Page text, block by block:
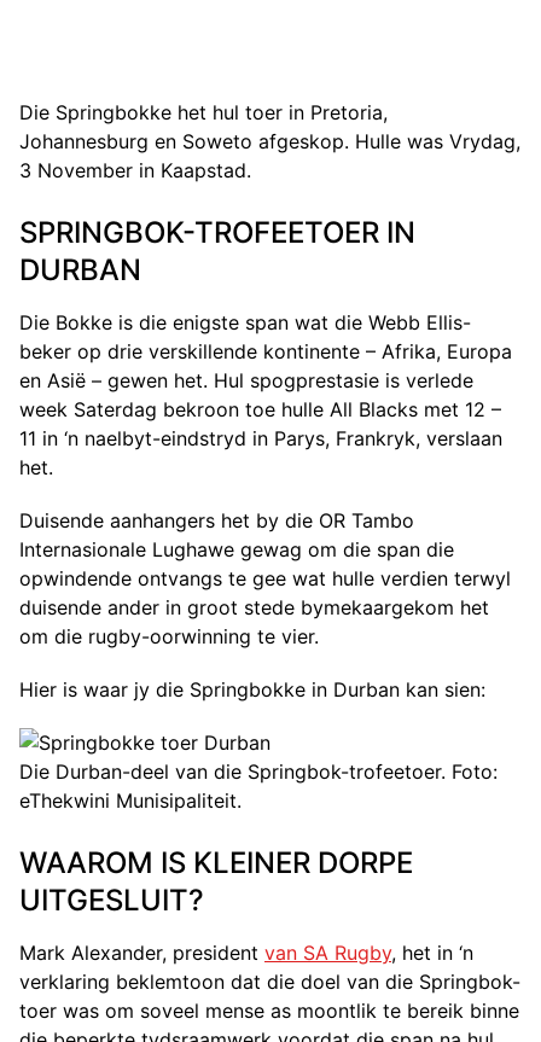
Die Springbokke het hul toer in Pretoria,
Johannesburg en Soweto afgeskop. Hulle was Vrydag,
3 November in Kaapstad.
SPRINGBOK-TROFEETOER IN
DURBAN
Die Bokke is die enigste span wat die Webb Ellis-
beker op drie verskillende kontinente – Afrika, Europa
en Asië – gewen het. Hul spogprestasie is verlede
week Saterdag bekroon toe hulle All Blacks met 12 –
11 in ‘n naelbyt-eindstryd in Parys, Frankryk, verslaan
het.
Duisende aanhangers het by die OR Tambo
Internasionale Lughawe gewag om die span die
opwindende ontvangs te gee wat hulle verdien terwyl
duisende ander in groot stede bymekaargekom het
om die rugby-oorwinning te vier.
Hier is waar jy die Springbokke in Durban kan sien:
Die Durban-deel van die Springbok-trofeetoer. Foto:
eThekwini Munisipaliteit.
WAAROM IS KLEINER DORPE
UITGESLUIT?
Mark Alexander, president van SA Rugby, het in ‘n
verklaring beklemtoon dat die doel van die Springbok-
toer was om soveel mense as moontlik te bereik binne